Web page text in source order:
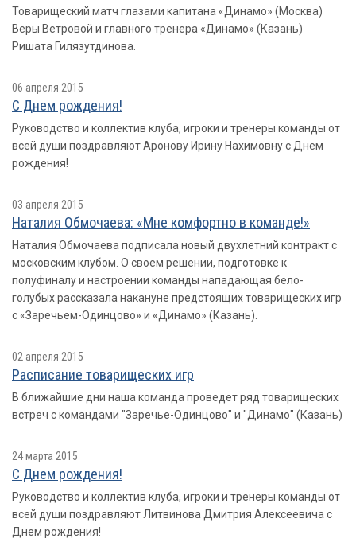
Товарищеский матч глазами капитана «Динамо» (Москва)
Веры Ветровой и главного тренера «Динамо» (Казань)
Ришата Гилязутдинова.
06 апреля 2015
С Днем рождения!
Руководство и коллектив клуба, игроки и тренеры команды от
всей души поздравляют Аронову Ирину Нахимовну с Днем
рождения!
03 апреля 2015
Наталия Обмочаева: «Мне комфортно в команде!»
Наталия Обмочаева подписала новый двухлетний контракт с
московским клубом. О своем решении, подготовке к
полуфиналу и настроении команды нападающая бело-
голубых рассказала накануне предстоящих товарищеских игр
с «Заречьем-Одинцово» и «Динамо» (Казань).
02 апреля 2015
Расписание товарищеских игр
В ближайшие дни наша команда проведет ряд товарищеских
встреч с командами "Заречье-Одинцово" и "Динамо" (Казань)
24 марта 2015
С Днем рождения!
Руководство и коллектив клуба, игроки и тренеры команды от
всей души поздравляют Литвинова Дмитрия Алексеевича с
Днем рождения!